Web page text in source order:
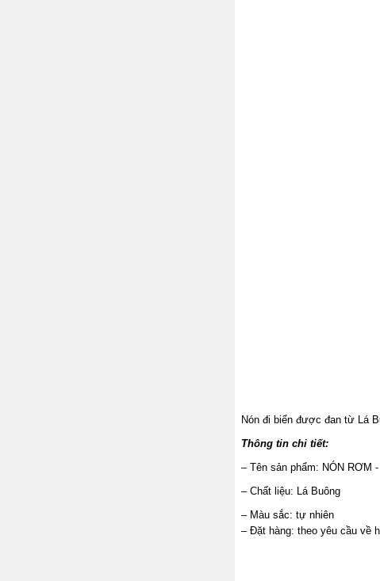
Nón đi biển được đan từ Lá
Thông tin chi tiết:
– Tên sản phẩm: NÓN RƠM -
– Chất liệu: Lá Buông
– Màu sắc: tự nhiên
– Đặt hàng: theo yêu cầu về